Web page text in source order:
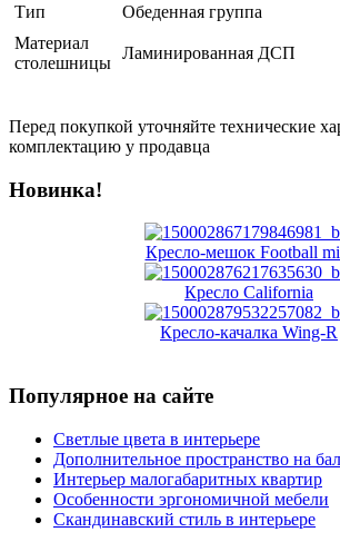
Тип
Обеденная группа
Материал
столешницы
Ламинированная ДСП
Перед покупкой уточняйте технические
комплектацию у продавца
Новинка!
Кресло-мешок Football
Кресло California
Кресло-качалка Wing-R
Популярное на сайте
Светлые цвета в интерьере
Дополнительное пространство на
Интерьер малогабаритных квартир
Особенности эргономичной мебели
Скандинавский стиль в интерьере